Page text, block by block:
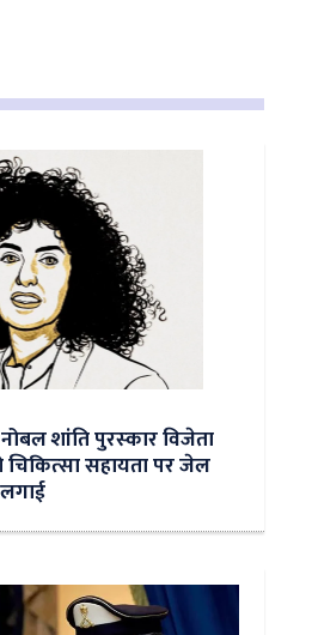
शांति पुरस्‍कार विजेता
चिकित्‍सा सहायता पर जेल